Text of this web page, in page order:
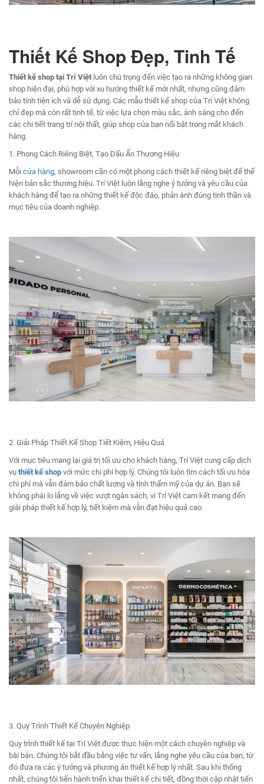
Thiết Kế Shop Đẹp, Tinh Tế
Thiết kế shop tại Trí Việt luôn chú trọng đến việc tạo ra những không gian
shop hiện đại, phù hợp với xu hướng thiết kế mới nhất, nhưng cũng đảm
bảo tính tiện ích và dễ sử dụng. Các mẫu thiết kế shop của Trí Việt không
chỉ đẹp mà còn rất tinh tế, từ việc lựa chọn màu sắc, ánh sáng cho đến
các chi tiết trang trí nội thất, giúp shop của bạn nổi bật trong mắt khách
hàng.
1. Phong Cách Riêng Biệt, Tạo Dấu Ấn Thương Hiệu
Mỗi cửa hàng, showroom cần có một phong cách thiết kế riêng biệt để thể
hiện bản sắc thương hiệu. Trí Việt luôn lắng nghe ý tưởng và yêu cầu của
khách hàng để tạo ra những thiết kế độc đáo, phản ánh đúng tinh thần và
mục tiêu của doanh nghiệp.
2. Giải Pháp Thiết Kế Shop Tiết Kiệm, Hiệu Quả
Với mục tiêu mang lại giá trị tối ưu cho khách hàng, Trí Việt cung cấp dịch
vụ thiết kế shop với mức chi phí hợp lý. Chúng tôi luôn tìm cách tối ưu hóa
chi phí mà vẫn đảm bảo chất lượng và tính thẩm mỹ của dự án. Bạn sẽ
không phải lo lắng về việc vượt ngân sách, vì Trí Việt cam kết mang đến
giải pháp thiết kế hợp lý, tiết kiệm mà vẫn đạt hiệu quả cao.
3. Quy Trình Thiết Kế Chuyên Nghiệp
Quy trình thiết kế tại Trí Việt được thực hiện một cách chuyên nghiệp và
bài bản. Chúng tôi bắt đầu bằng việc tư vấn, lắng nghe yêu cầu của bạn, từ
đó đưa ra các ý tưởng và phương án thiết kế hợp lý nhất. Sau khi thống
nhất, chúng tôi tiến hành triển khai thiết kế chi tiết, đồng thời cập nhật tiến